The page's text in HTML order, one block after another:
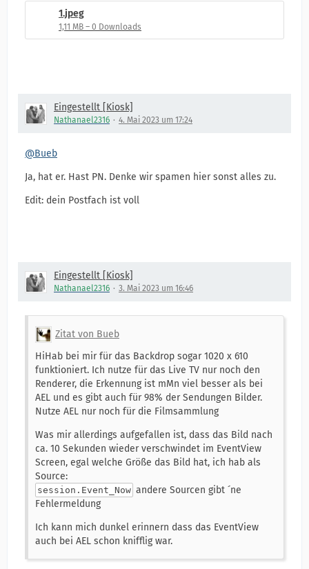
1.jpeg
1,11 MB – 0 Downloads
Eingestellt [Kiosk]
Nathanael2316 4. Mai 2023 um 17:24
@Bueb
Ja, hat er. Hast PN. Denke wir spamen hier sonst alles zu.
Edit: dein Postfach ist voll
Eingestellt [Kiosk]
Nathanael2316 3. Mai 2023 um 16:46
Zitat von Bueb
HiHab bei mir für das Backdrop sogar 1020 x 610
funktioniert. Ich nutze für das Live TV nur noch den
Renderer, die Erkennung ist mMn viel besser als bei
AEL und es gibt auch für 98% der Sendungen Bilder.
Nutze AEL nur noch für die Filmsammlung
Was mir allerdings aufgefallen ist, dass das Bild nach
ca. 10 Sekunden wieder verschwindet im EventView
Screen, egal welche Größe das Bild hat, ich hab als
Source:
session.Event_Now andere Sourcen gibt ´ne
Fehlermeldung
Ich kann mich dunkel erinnern dass das EventView
auch bei AEL schon knifflig war.